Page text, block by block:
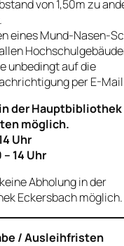
von 1,50m zu
eines Mund-Nasen-
unbedingt auf die
per E-
der
möglich.
Uhr
14 Uhr
Abholung in der
Eckersbach möglich.
/ Ausleihfristen